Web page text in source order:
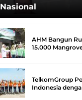
Nasional
AHM Bangun
15.000
TelkomGroup
Indonesia